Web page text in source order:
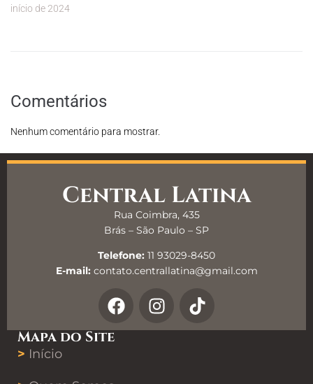
início de 2024
Comentários
Nenhum comentário para mostrar.
Central Latina
Rua Coimbra, 435
Brás – São Paulo – SP
Telefone: 11 93029-8450
E-mail: contato.centrallatina@gmail.com
Mapa do Site
> Início